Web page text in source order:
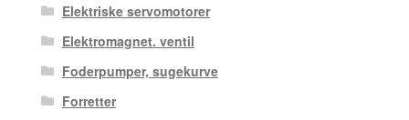
Elektriske servomotorer
Elektromagnet. ventil
Foderpumper, sugekurve
Forretter